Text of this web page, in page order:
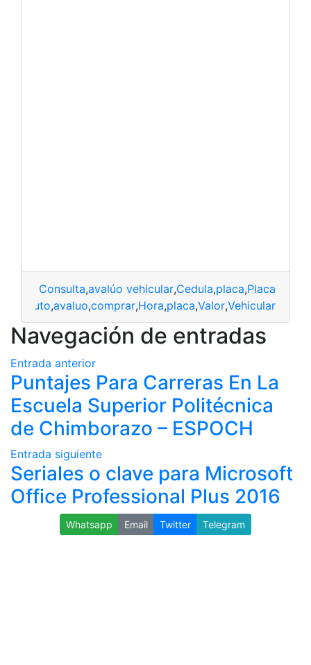
Consulta,avalúo vehicular,Cedula,placa,Placas
auto,avaluo,comprar,Hora,placa,Valor,Vehicular
Navegación de entradas
Entrada anterior
Puntajes Para Carreras En La
Escuela Superior Politécnica
de Chimborazo – ESPOCH
Entrada siguiente
Seriales o clave para Microsoft
Office Professional Plus 2016
Whatsapp Email Twitter Telegram